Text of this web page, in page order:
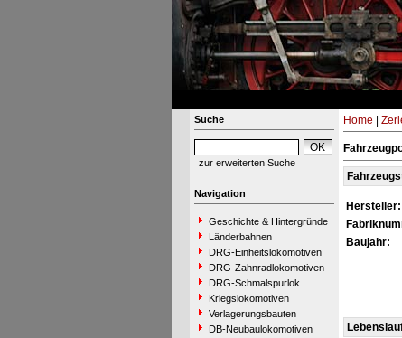
Suche
zur erweiterten Suche
Navigation
Geschichte & Hintergründe
Länderbahnen
DRG-Einheitslokomotiven
DRG-Zahnradlokomotiven
DRG-Schmalspurlok.
Kriegslokomotiven
Verlagerungsbauten
DB-Neubaulokomotiven
Home
Hersteller:
Baujahr: